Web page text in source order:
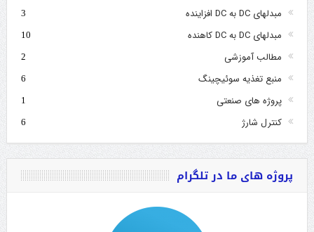
مبدلهای DC به DC افزاینده 3
مبدلهای DC به DC کاهنده 10
مطالب آموزشی 2
منبع تغذیه سوئیچینگ 6
پروژه های صنعتی 1
کنترل شارژ 6
پروژه های ما در تلگرام